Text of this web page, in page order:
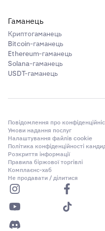
Гаманець
Криптогаманець
Bitcoin-гаманець
Ethereum-гаманець
Solana-гаманець
USDT-гаманець
Повідомлення про
Умови надання послуг
Налаштування файлів cookie
Політика конфіденційності
Розкриття інформації
Правила біржової торгівлі
Комплаєнс-хаб
Не продавати / ділитися